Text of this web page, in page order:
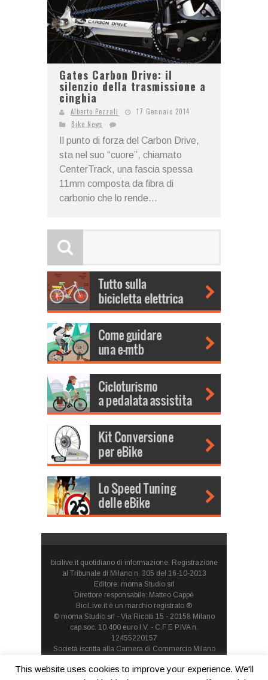
Gates Carbon Drive: il
silenzio della trasmissione a
cinghia
Alberto Pezzali
17 Gennaio 2014
Bike News
Il punto di forza del Carbon Drive,
sta nel suo “cuore”, chiamato
CenterTrack, una fascia spessa
11mm composta da fibra di
carbonio che lo rende...
bicilive.it quotidiano di informazione. Registrazione
al Tribunale di Milano n. 305 del 16-10-2013
Editore: moma Studio srl
Direttore responsabile: Matteo Cappè
BiciLive.it è un marchio registrato ®
© moma Studio srl - Via Ricotti 15 - 20158 Milano
cap.soc. 10.400 euro I.V. - C.F E P.IVA n.
12455220157
Società iscritta alla Camera di Commercio Milano
socio unico
This website uses cookies to improve your experience. We'll